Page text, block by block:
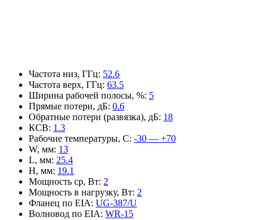
Частота низ, ГГц: 52.6
Частота верх, ГГц: 63.5
Ширина рабочей полосы, %: 5
Прямые потери, дБ: 0.6
Обратные потери (развязка), дБ: 18
КСВ: 1.3
Рабочие температуры, С: -30 — +70
W, мм: 13
L, мм: 25.4
H, мм: 19.1
Мощность ср, Вт: 2
Мощность в нагрузку, Вт: 2
Фланец по EIA: UG-387/U
Волновод по EIA: WR-15